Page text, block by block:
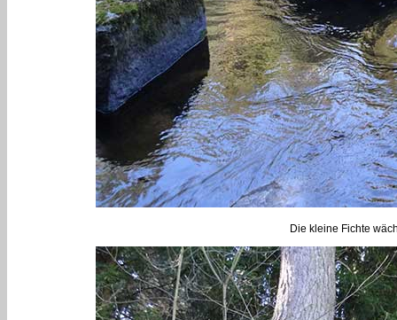
Die kleine Fichte